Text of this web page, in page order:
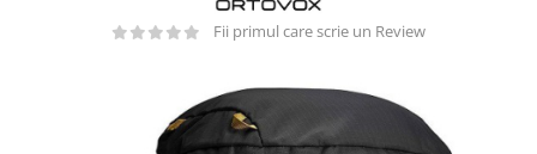
Fii primul care scrie un Review